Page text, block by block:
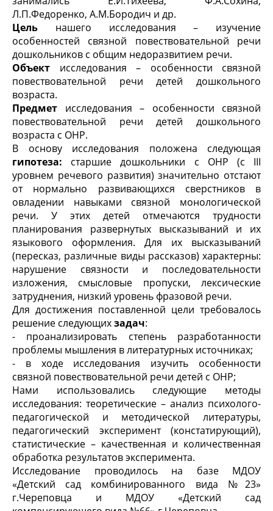
Л.П.Федоренко, А.М.Бородич и др.
Цель нашего исследования – изучение
особенностей связной повествовательной речи
дошкольников с общим недоразвитием речи.
Объект исследования – особенности связной
повествовательной речи детей дошкольного
возраста.
Предмет исследования – особенности связной
повествовательной речи детей дошкольного
возраста с ОНР.
В основу исследования положена следующая
гипотеза: старшие дошкольники с ОНР (с III
уровнем речевого развития) значительно отстают
от нормально развивающихся сверстников в
овладении навыками связной монологической
речи. У этих детей отмечаются трудности
планирования развернутых высказываний и их
языкового оформления. Для их высказываний
(пересказ, различные виды рассказов) характерны:
нарушение связности и последовательности
изложения, смысловые пропуски, лексические
затруднения, низкий уровень фразовой речи.
Для достижения поставленной цели требовалось
решение следующихзадач:
- проанализировать степень разработанности
проблемы мышления в литературных источниках;
- в ходе исследования изучить особенности
связной повествовательной речи детей с ОНР;
Нами использовались следующие методы
исследования: теоретические – анализ психолого-
педагогической и методической литературы,
педагогический эксперимент (констатирующий),
статистические – качественная и количественная
обработка результатов эксперимента.
Исследование проводилось на базе МДОУ
«Детский сад комбинированного вида №23»
г.Череповца и МДОУ «Детский сад